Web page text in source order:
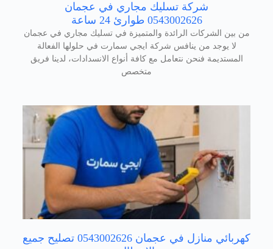
شركة تسليك مجاري في عجمان
0543002626 طوارئ 24 ساعة
من بين الشركات الرائدة والمتميزة في تسليك مجاري في عجمان
لا يوجد من ينافس شركة ايجي سمارت في حلولها الفعالة
المستديمة فنحن نتعامل مع كافة أنواع الانسدادات، لدينا فريق
متخصص
كهربائي منازل في عجمان 0543002626 تصليح جميع